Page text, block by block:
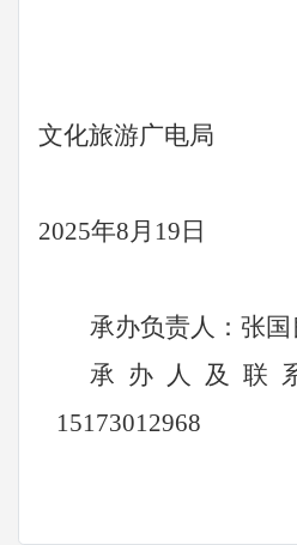
临
文化旅游广电
2025年8月19日
承办负责人：张国
承办人及联
15173012968